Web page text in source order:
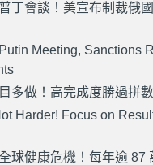
丁會談！美宣布制裁俄
Meeting, Sanctions
多做！高完成度勝過拼
Harder! Focus on
球健康危機！每年逾 87